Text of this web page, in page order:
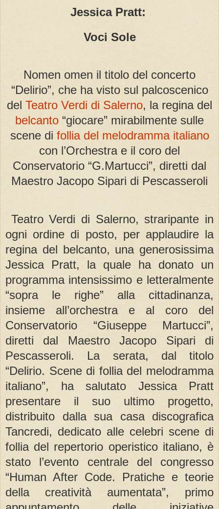
Jessica Pratt:
Voci Sole
Nomen omen il titolo del concerto
“Delirio”, che ha visto sul palcoscenico
del Teatro Verdi di Salerno, la regina del
belcanto “giocare” mirabilmente sulle
scene di follia del melodramma italiano
con l’Orchestra e il coro del
Conservatorio “G.Martucci”, diretti dal
Maestro Jacopo Sipari di Pescasseroli
Teatro Verdi di Salerno, straripante in
ogni ordine di posto, per applaudire la
regina del belcanto, una generosissima
Jessica Pratt, la quale ha donato un
programma intensissimo e letteralmente
“sopra le righe” alla cittadinanza,
insieme all’orchestra e al coro del
Conservatorio “Giuseppe Martucci”,
diretti dal Maestro Jacopo Sipari di
Pescasseroli. La serata, dal titolo
“Delirio. Scene di follia del melodramma
italiano”, ha salutato Jessica Pratt
presentare il suo ultimo progetto,
distribuito dalla sua casa discografica
Tancredi, dedicato alle celebri scene di
follia del repertorio operistico italiano, è
stato l’evento centrale del congresso
“Human After Code. Pratiche e teorie
della creatività aumentata”, primo